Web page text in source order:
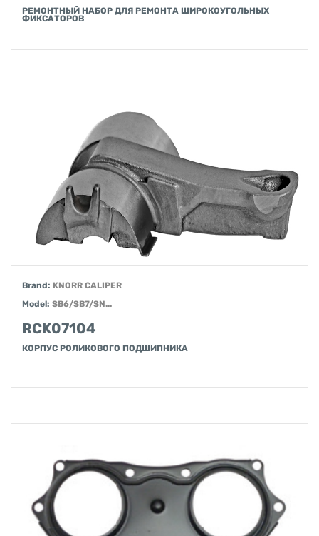
РЕМОНТНЫЙ НАБОР ДЛЯ РЕМОНТА ШИРОКОУГОЛЬНЫХ
ФИКСАТОРОВ
Brand: KNORR CALIPER
Model: SB6/SB7/SN...
RCK07104
КОРПУС РОЛИКОВОГО ПОДШИПНИКА